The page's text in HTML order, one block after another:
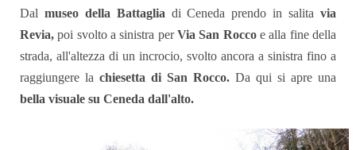
Dal museo della Battaglia di Ceneda prendo in salitavia
Revia, poi svolto a sinistra perVia San Roccoe alla fine della
strada, all'altezza di un incrocio, svolto ancora a sinistra fino a
raggiungere la chiesetta di San Rocco. Da qui si apre una
bella visuale su Ceneda dall'alto.